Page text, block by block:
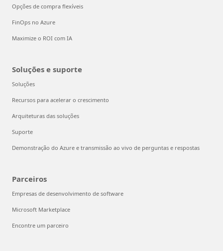
Opções de compra flexíveis
FinOps no Azure
Maximize o ROI com IA
Soluções e suporte
Soluções
Recursos para acelerar o crescimento
Arquiteturas das soluções
Suporte
Demonstração do Azure e transmissão ao vivo de perguntas e respostas
Parceiros
Empresas de desenvolvimento de software
Microsoft Marketplace
Encontre um parceiro